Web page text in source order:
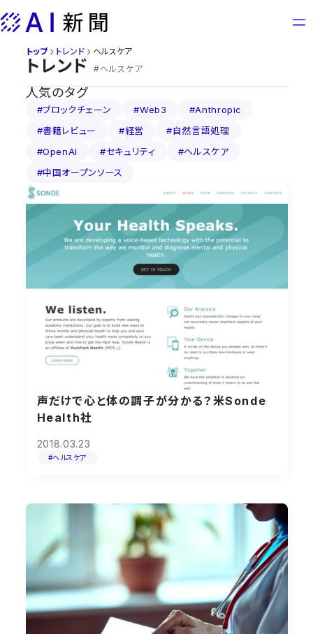
to
トップ トレンド ヘルスケア
トレンド #ヘルスケア
人気のタグ
#ブロックチェーン #Web3
#Anthropic
#書籍レビュー
#経営
#自然言語処理
#OpenAI
#セキュリティ
#ヘルスケア
#中国オープンソース
声だけで心と体の調子が分かる？米Sonde
Health社
2018.03.23
#ヘルスケア